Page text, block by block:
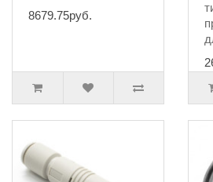
8679.75руб.